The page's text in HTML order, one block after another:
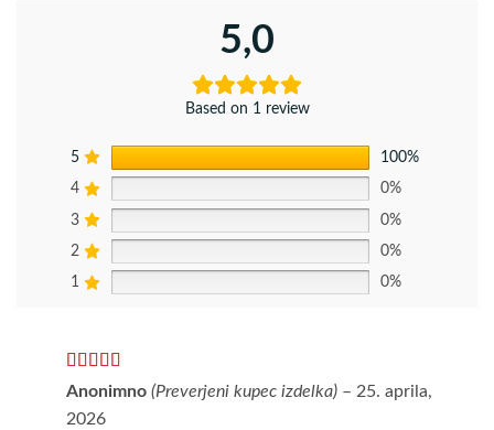
5,0
Based on 1 review
5 100%
4 0%
3 0%
2 0%
1 0%
Ocenjeno5
Anonimno (Preverjeni kupec izdelka) – 25. aprila,
2026